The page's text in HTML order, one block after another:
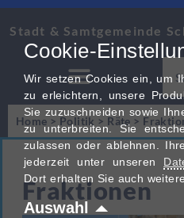
Stadt & Samtgemeinde
Home > Politik > Räte >
Fraktionen
Cookie-
Wir setzen Cookies ein, um
zu erleichtern, unsere
Sie zuzuschneiden sowie
zu unterbreiten. Sie
zulassen oder ablehnen.
jederzeit unter unseren
Dort erhalten Sie auch
Auswahl